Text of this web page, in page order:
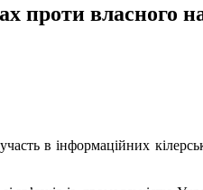
проти власного
в інформаційних